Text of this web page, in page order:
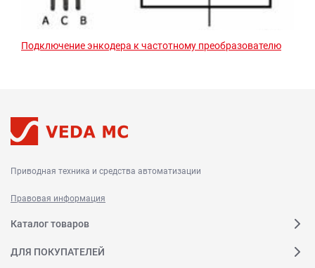
Подключение энкодера к частотному преобразователю
Приводная техника и средства автоматизации
Правовая информация
Каталог товаров
ДЛЯ ПОКУПАТЕЛЕЙ